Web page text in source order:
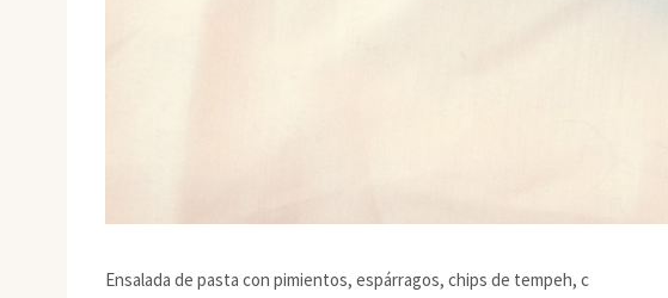
Ensalada de pasta con pimientos, espárragos, chips de tempeh, c